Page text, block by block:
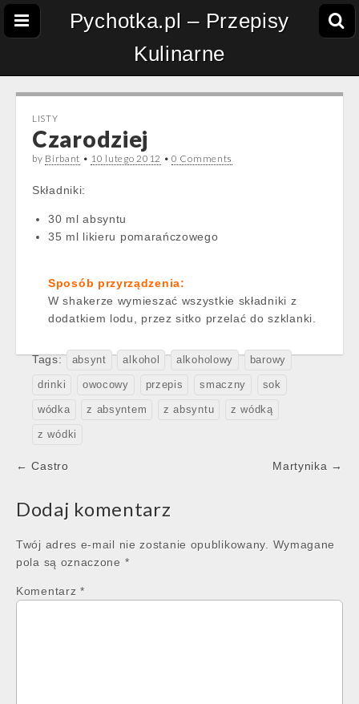
Pychotka.pl – Przepisy
Kulinarne
LISTY
Czarodziej
by Birbant • 10 lutego 2012 •0 Comments
Składniki:
30 ml absyntu
35 ml likieru pomarańczowego
Sposób przyrządzenia:
W shakerze wymieszać wszystkie składniki z
dodatkiem lodu, przez sitko przelać do szklanki.
Tags: absynt alkohol alkoholowy barowy
drinki owocowy przepis smaczny sok
wódka z absyntem z absyntu z wódką
z wódki
Post
← Castro Martynika →
Dodaj komentarz
Twój adres e-mail nie zostanie opublikowany.
Wymagane
pola są oznaczone *
Komentarz *